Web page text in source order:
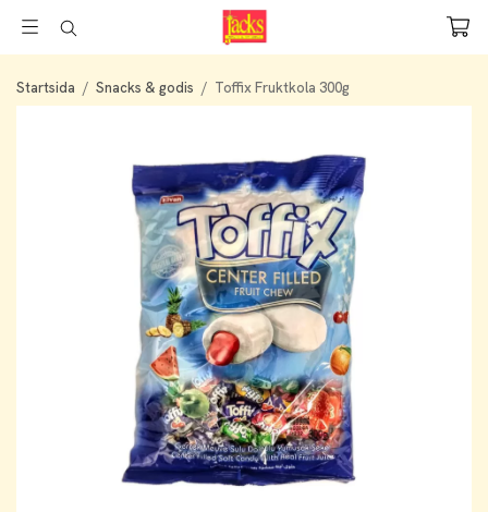
Startsida / Snacks & godis / Toffix Fruktkola 300g